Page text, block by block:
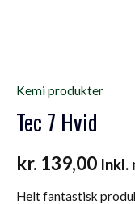
Kemi produkter
Tec 7 Hvid
kr. 139,00 Inkl.
Helt fantastisk